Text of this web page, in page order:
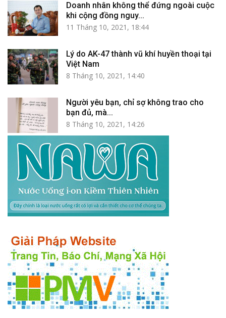
Doanh nhân không thể đứng ngoài cuộc
khi cộng đồng nguy...
11 Tháng 10, 2021, 18:44
Lý do AK-47 thành vũ khí huyền thoại tại
Việt Nam
8 Tháng 10, 2021, 14:40
Người yêu bạn, chỉ sợ không trao cho
bạn đủ, mà...
8 Tháng 10, 2021, 14:26